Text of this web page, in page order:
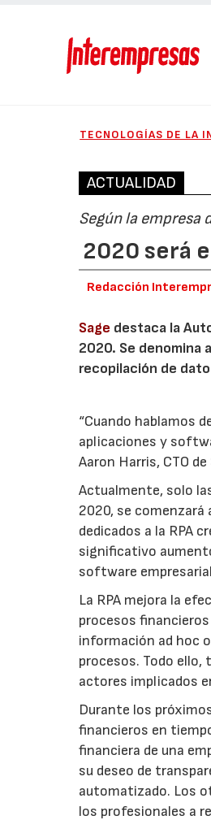
TECNOLOGÍAS DE LA
ACTUALIDAD
Según la empresa
2020 será
Redacción
Sage destaca la
2020. Se denomina
recopilación de
“Cuando hablamos
aplicaciones y
Aaron Harris, CTO de
Actualmente, solo
2020, se
dedicados a la RPA
significativo
software
La RPA mejora la
procesos
información ad hoc
procesos. Todo ello,
actores implicados
Durante los
financieros en
financiera de una
su deseo de
automatizado. Los
los profesionales a